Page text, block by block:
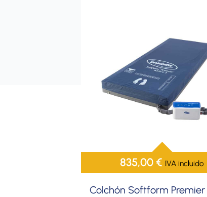
835,00€ IVA incluido
Colchón Softform